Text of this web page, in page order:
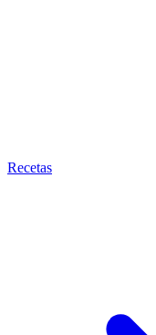
Recetas